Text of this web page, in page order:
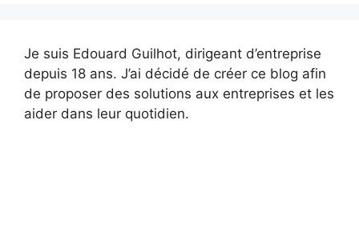
Je suis Edouard Guilhot, dirigeant d’entreprise
depuis 18 ans. J’ai décidé de créer ce blog afin
de proposer des solutions aux entreprises et les
aider dans leur quotidien.